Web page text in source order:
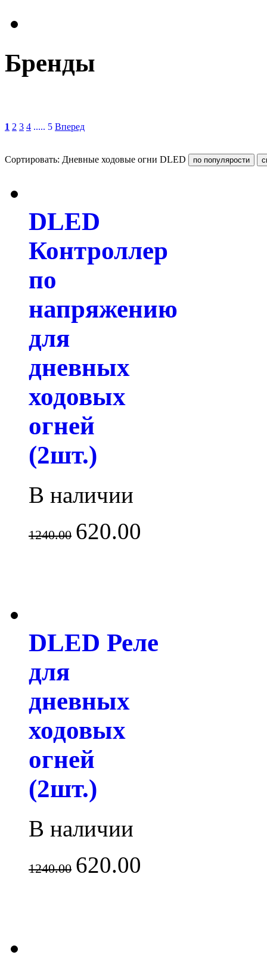
Бренды
1 2 3 4 ..... 5 Вперед
Сортировать: Дневные ходовые огни DLED
DLED
Контроллер
по
напряжению
для
дневных
ходовых
огней
(2шт.)
В наличии
1240.00 620.00
DLED Реле
для
дневных
ходовых
огней
(2шт.)
В наличии
1240.00 620.00